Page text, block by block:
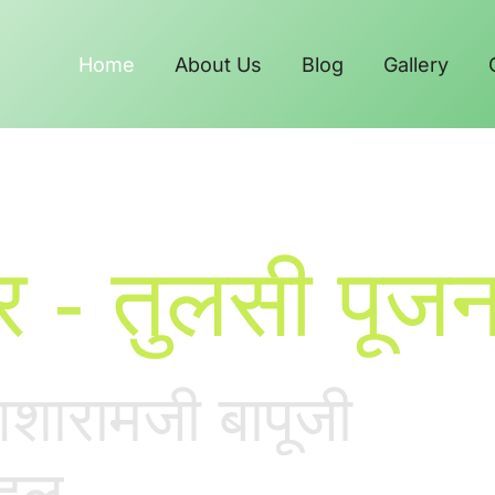
Home About Us Blog Gallery
- तुलसी
बापूजी